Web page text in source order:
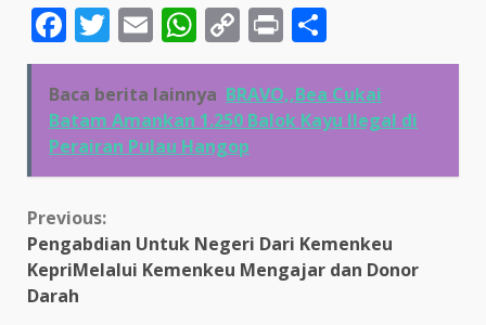
Facebook
Twitter
EmailWhatsApp
Copy
Link
Print
Baca berita lainnya BRAVO,,Bea Cukai
Batam Amankan 1.250 Balok ‎Kayu Ilegal di
Perairan Pulau Hangop
Continue
Reading
Previous:
Pengabdian Untuk Negeri Dari Kemenkeu
KepriMelalui Kemenkeu Mengajar dan Donor
Darah